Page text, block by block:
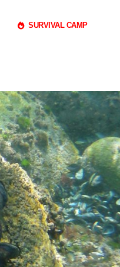
SURVIVAL CAMP